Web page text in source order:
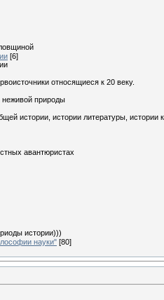
[6]
относящиеся к 20 веку.
неживой природы
истории, истории литературы, истории
авантюристах
истории)))
науки" [80]